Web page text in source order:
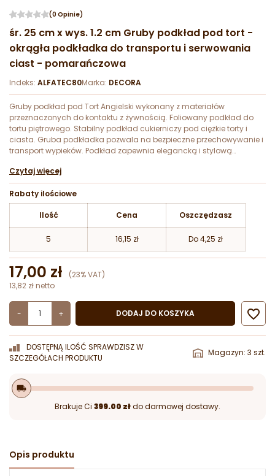
(0 Opinie)
śr. 25 cm x wys. 1.2 cm Gruby podkład pod tort -
okrągła podkładka do transportu i serwowania
ciast - pomarańczowa
Indeks: ALFATEC80Marka: DECORA
Gruby podkład pod Tort Angielski wykonany z materiałów
przeznaczonych do kontaktu z żywnością. Foliowany podkład do
tortu piętrowego. Stabilny podkład cukierniczy pod ciężkie torty i
ciasta. Gruba podkładka pozwala na bezpieczne przechowywanie i
transport wypieków. Podkład zapewnia elegancką i stylową
Czytaj więcej
Rabaty ilościowe
Ilość Cena Oszczędzasz
5 16,15 zł Do 4,25 zł
17,00 zł
(23% VAT)
13,82 zł netto
- + DODAJ DO KOSZYKA 
DOSTĘPNĄ ILOŚĆ SPRAWDZISZ W
SZCZEGÓŁACH PRODUKTU
Magazyn: 3 szt.
local_shipping
Brakuje Ci 399.00 złdo darmowej dostawy.
Opis produktu